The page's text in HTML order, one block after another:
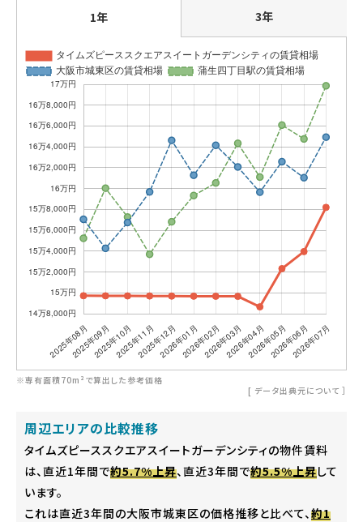
1年 3年
※専有面積70m²で算出した参考価格
[ データ出典元について ］
周辺エリアの比較推移
タイムズピーススクエアスイートガーデンシティの物件賃料
は、直近1年間で約5.7%上昇、直近3年間で約5.5%上昇して
います。
これは直近3年間の大阪市城東区の価格推移と比べて、 約1